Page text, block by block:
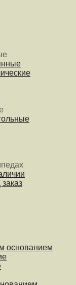
основанием